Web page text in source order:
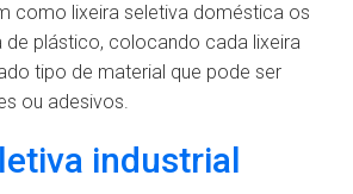
como lixeira seletiva doméstica os
de plástico, colocando cada lixeira
tipo de material que pode ser
ou adesivos.
industrial